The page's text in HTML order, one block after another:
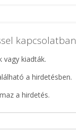
kapcsolatban
vagy kiadták.
a hirdetésben.
a hirdetés.